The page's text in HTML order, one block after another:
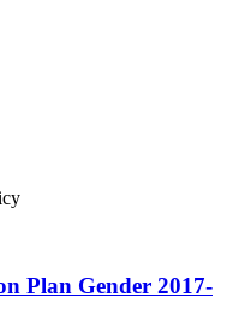
Plan Gender 2017-